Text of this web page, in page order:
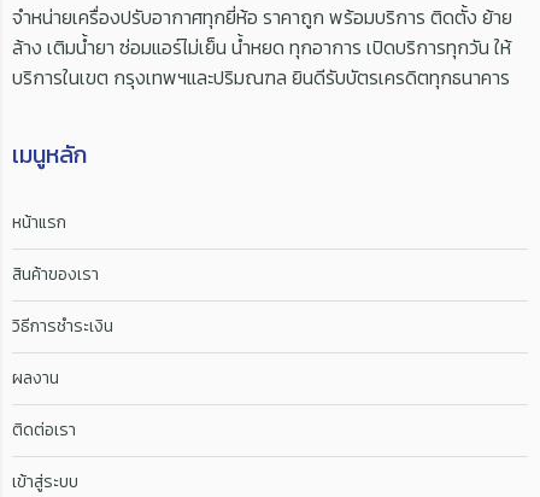
จำหน่ายเครื่องปรับอากาศทุกยี่ห้อ ราคาถูก พร้อมบริการ ติดตั้ง ย้าย
ล้าง เติมน้ำยา ซ่อมแอร์ไม่เย็น น้ำหยด ทุกอาการ เปิดบริการทุกวัน ให้
บริการในเขต กรุงเทพฯและปริมณฑล ยินดีรับบัตรเครดิตทุกธนาคาร
เมนูหลัก
หน้าแรก
สินค้าของเรา
วิธีการชำระเงิน
ผลงาน
ติดต่อเรา
เข้าสู่ระบบ